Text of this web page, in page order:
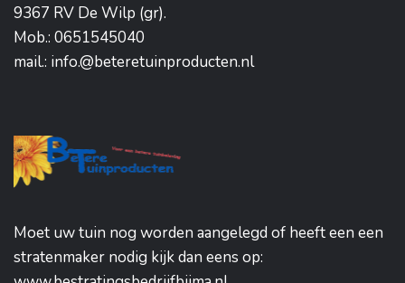
9367 RV De Wilp (gr).
Mob.: 0651545040
mail.: info.@beteretuinproducten.nl
Moet uw tuin nog worden aangelegd of heeft een een
stratenmaker nodig kijk dan eens op: